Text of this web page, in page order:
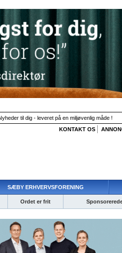
til dig - leveret på en miljøvenlig måde !
KONTAKT OS
SÆBY ERHVERVSFORENING
Ordet er frit